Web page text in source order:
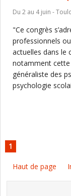
Du 2 au 4 juin -
"Ce congrès
professionnels
actuelles dans le
notamment cette
généraliste des
psychologie
1
Haut de page